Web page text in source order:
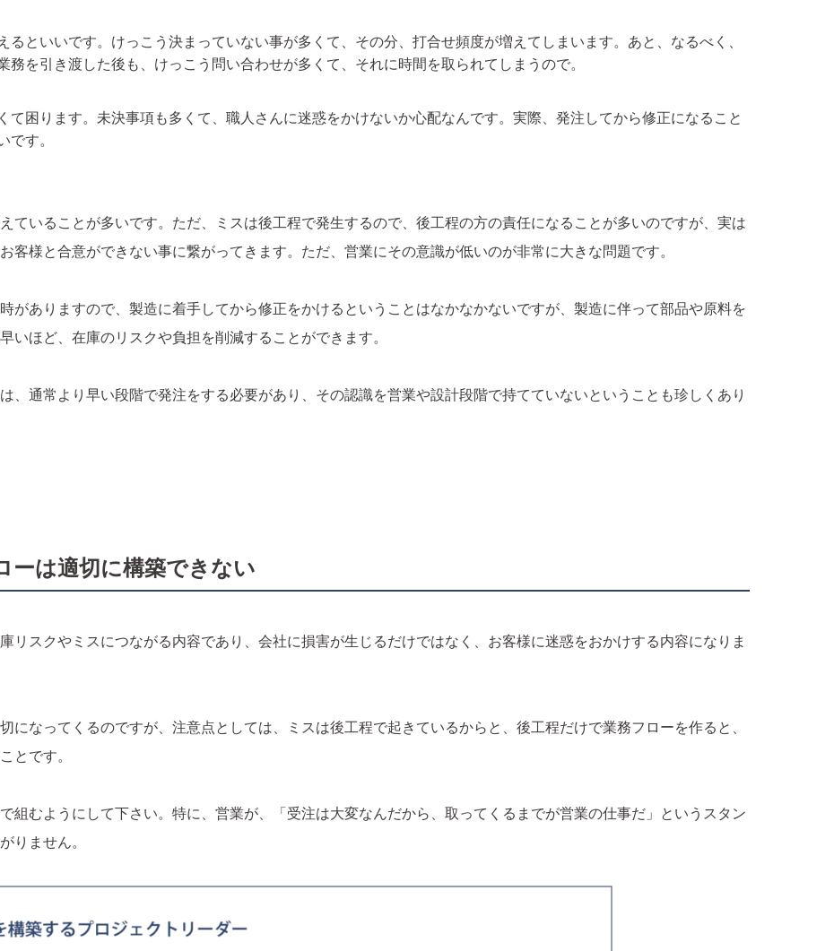
といいです。けっこう決まっていない事が多くて、その分、打合せ頻度が増えてしまいます。あと、なるべく、
を引き渡した後も、けっこう問い合わせが多くて、それに時間を取られてしまうので。
て困ります。未決事項も多くて、職人さんに迷惑をかけないか心配なんです。実際、発注してから修正になること
です。
ていることが多いです。ただ、ミスは後工程で発生するので、後工程の方の責任になることが多いのですが、実は
客様と合意ができない事に繋がってきます。ただ、営業にその意識が低いのが非常に大きな問題です。
がありますので、製造に着手してから修正をかけるということはなかなかないですが、製造に伴って部品や原料を
いほど、在庫のリスクや負担を削減することができます。
、通常より早い段階で発注をする必要があり、その認識を営業や設計段階で持てていないということも珍しくあり
は適切に構築できない
リスクやミスにつながる内容であり、会社に損害が生じるだけではなく、お客様に迷惑をおかけする内容になりま
になってくるのですが、注意点としては、ミスは後工程で起きているからと、後工程だけで業務フローを作ると、
とです。
組むようにして下さい。特に、営業が、「受注は大変なんだから、取ってくるまでが営業の仕事だ」というスタン
りません。